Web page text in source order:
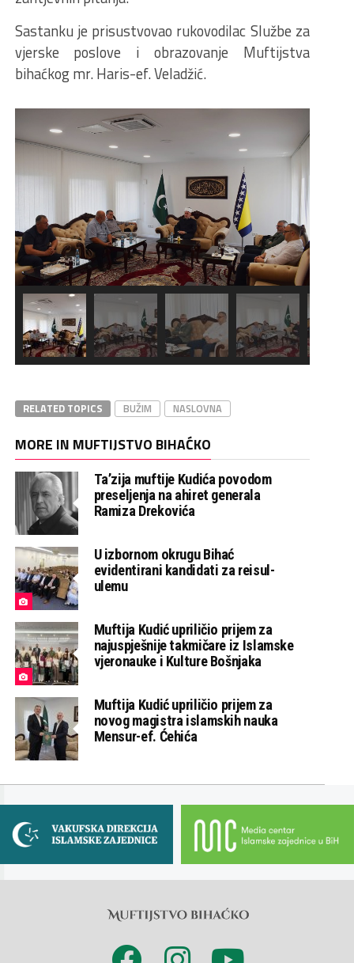
Sastanku je prisustvovao rukovodilac Službe za
vjerske poslove i obrazovanje Muftijstva
bihaćkog mr. Haris-ef. Veladžić.
RELATED TOPICS BUŽIM NASLOVNA
MORE IN MUFTIJSTVO BIHAĆKO
Ta’zija muftije Kudića povodom
preseljenja na ahiret generala
Ramiza Drekovića
U izbornom okrugu Bihać
evidentirani kandidati za reisul-
ulemu
Muftija Kudić upriličio prijem za
najuspješnije takmičare iz Islamske
vjeronauke i Kulture Bošnjaka
Muftija Kudić upriličio prijem za
novog magistra islamskih nauka
Mensur-ef. Ćehića